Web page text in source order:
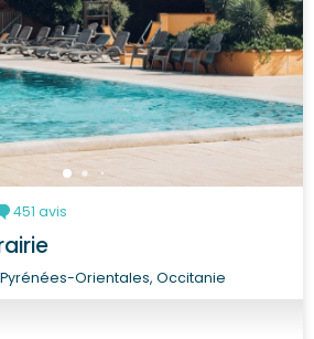
451 avis
Orientales, Occitanie